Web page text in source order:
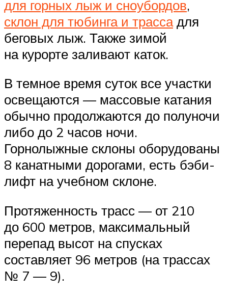
для горных лыж и сноубордов,
склон для тюбинга и трассадля
беговых лыж. Также зимой
на курорте заливают каток.
В темное время суток все участки
освещаются — массовые катания
обычно продолжаются до полуночи
либо до 2 часов ночи.
Горнолыжные склоны оборудованы
8 канатными дорогами, есть бэби-
лифт на учебном склоне.
Протяженность трасс — от 210
до 600 метров, максимальный
перепад высот на спусках
составляет 96 метров (на трассах
№ 7 — 9).